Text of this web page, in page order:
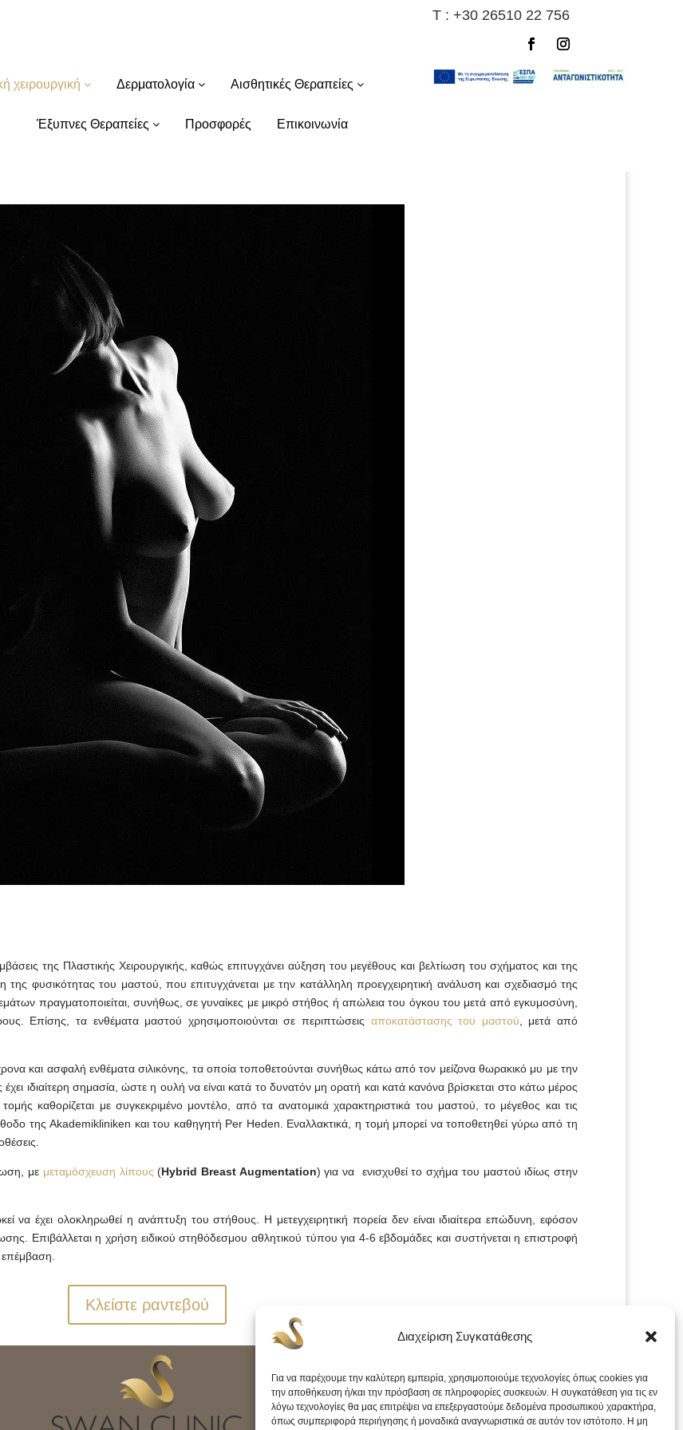
Διαχείριση Συγκατάθεσης
Για να παρέχουμε την καλύτερη εμπειρία, χρησιμοποιούμε τεχνολογίες όπως cookies για
την αποθήκευση ή/και την πρόσβαση σε πληροφορίες συσκευών. Η συγκατάθεση για τις εν
λόγω τεχνολογίες θα μας επιτρέψει να επεξεργαστούμε δεδομένα προσωπικού χαρακτήρα,
όπως συμπεριφορά περιήγησης ή μοναδικά αναγνωριστικά σε αυτόν τον ιστότοπο. Η μη
Τ : +30 26510 22 756
χειρουργική Δερματολογία Αισθητικές Θεραπείες
Έξυπνες Θεραπείες Προσφορές Επικοινωνία
της Πλαστικής Χειρουργικής, καθώς επιτυγχάνει αύξηση του μεγέθους και βελτίωση του σχήματος και της
φυσικότητας του μαστού, που επιτυγχάνεται με την κατάλληλη προεγχειρητική ανάλυση και σχεδιασμό της
πραγματοποιείται, συνήθως, σε γυναίκες με μικρό στήθος ή απώλεια του όγκου του μετά από εγκυμοσύνη,
Επίσης, τα ενθέματα μαστού χρησιμοποιούνται σε περιπτώσεις αποκατάστασης του μαστού , μετά από
και ασφαλή ενθέματα σιλικόνης, τα οποία τοποθετούνται συνήθως κάτω από τον μείζονα θωρακικό μυ με την
ιδιαίτερη σημασία, ώστε η ουλή να είναι κατά το δυνατόν μη ορατή και κατά κανόνα βρίσκεται στο κάτω μέρος
καθορίζεται με συγκεκριμένο μοντέλο, από τα ανατομικά χαρακτηριστικά του μαστού, το μέγεθος και τις
της Akademikliniken και του καθηγητή Per Heden. Εναλλακτικά, η τομή μπορεί να τοποθετηθεί γύρω από τη
με μεταμόσχευση λίπους (Hybrid Breast Augmentation) για να ενισχυθεί το σχήμα του μαστού ιδίως στην
να έχει ολοκληρωθεί η ανάπτυξη του στήθους. Η μετεγχειρητική πορεία δεν είναι ιδιαίτερα επώδυνη, εφόσον
Επιβάλλεται η χρήση ειδικού στηθόδεσμου αθλητικού τύπου για 4-6 εβδομάδες και συστήνεται η επιστροφή
Κλείστε ραντεβού